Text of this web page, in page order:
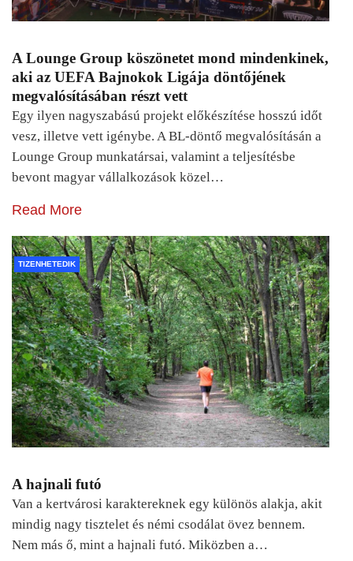
A Lounge Group köszönetet mond mindenkinek,
aki az UEFA Bajnokok Ligája döntőjének
megvalósításában részt vett
Egy ilyen nagyszabású projekt előkészítése hosszú időt
vesz, illetve vett igénybe. A BL-döntő megvalósításán a
Lounge Group munkatársai, valamint a teljesítésbe
bevont magyar vállalkozások közel…
Read More
TIZENHETEDIK
A hajnali futó
Van a kertvárosi karaktereknek egy különös alakja, akit
mindig nagy tisztelet és némi csodálat övez bennem.
Nem más ő, mint a hajnali futó. Miközben a…